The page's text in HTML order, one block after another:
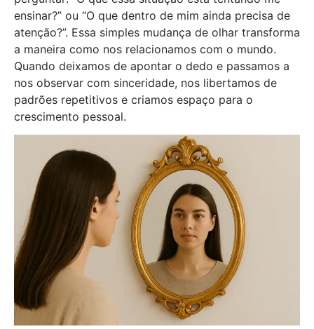
ensinar?” ou “O que dentro de mim ainda precisa de
atenção?”. Essa simples mudança de olhar transforma
a maneira como nos relacionamos com o mundo.
Quando deixamos de apontar o dedo e passamos a
nos observar com sinceridade, nos libertamos de
padrões repetitivos e criamos espaço para o
crescimento pessoal.